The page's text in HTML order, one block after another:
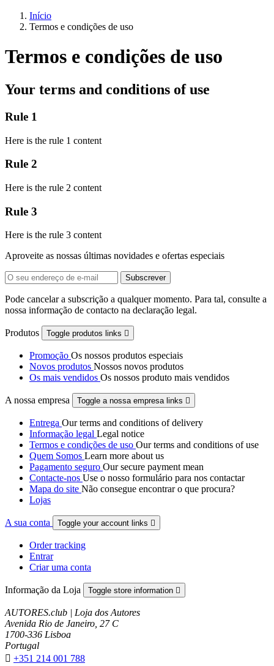
Início
Termos e condições de uso
Termos e condições de uso
Your terms and conditions of use
Rule 1
Here is the rule 1 content
Rule 2
Here is the rule 2 content
Rule 3
Here is the rule 3 content
Aproveite as nossas últimas novidades e ofertas especiais
Pode cancelar a subscrição a qualquer momento. Para tal, consulte a
nossa informação de contacto na declaração legal.
Produtos Toggle produtos links 
Promoção Os nossos produtos especiais
Novos produtos Nossos novos produtos
Os mais vendidos Os nossos produto mais vendidos
A nossa empresa Toggle a nossa empresa links 
Entrega Our terms and conditions of delivery
Informação legal Legal notice
Termos e condições de uso Our terms and conditions of use
Quem Somos Learn more about us
Pagamento seguro Our secure payment mean
Contacte-nos Use o nosso formulário para nos contactar
Mapa do site Não consegue encontrar o que procura?
Lojas
A sua conta Toggle your account links 
Order tracking
Entrar
Criar uma conta
Informação da Loja Toggle store information 
AUTORES.club | Loja dos Autores
Avenida Rio de Janeiro, 27 C
1700-336 Lisboa
Portugal
 +351 214 001 788